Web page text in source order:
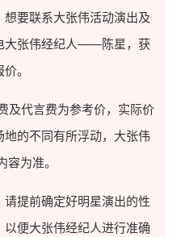
要联系大张伟活动演出及
大张伟经纪人——陈星，获
。
代言费为参考价，实际价
的不同有所浮动，大张伟
为准。
提前确定好明星演出的性
便大张伟经纪人进行准确